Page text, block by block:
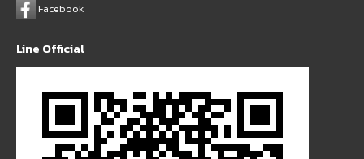
Facebook
Line Official